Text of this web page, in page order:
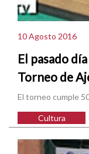
10 Agosto 2016
El pasado
Torneo de
El torneo cumple
Cultura